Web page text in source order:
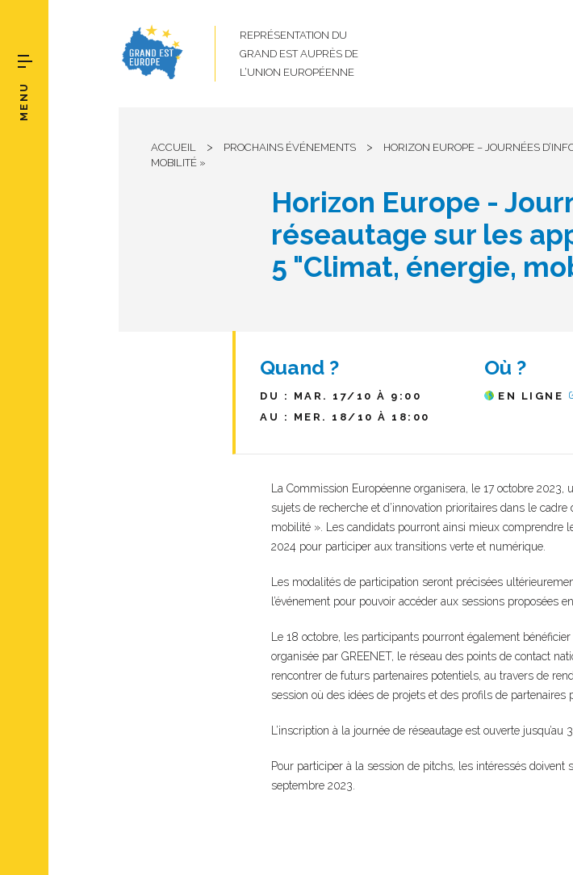
REPRÉSENTATION DU
GRAND EST AUPRÈS DE
L’UNION EUROPÉENNE
MENU
ACCUEIL > PROCHAINS ÉVÉNEMENTS >
HORIZON EUROPE – JOURNÉES
MOBILITÉ »
Horizon Europe -
réseautage sur les
5 "Climat, énergie,
Quand ?
DU : MAR. 17/10 À 9:00
AU : MER. 18/10 À 18:00
Où ?
EN LIGNE
La Commission Européenne organisera, le 17 octobre
sujets de recherche et d’innovation prioritaires dans le
mobilité ». Les candidats pourront ainsi mieux comprendre
2024 pour participer aux transitions verte et numérique.
Les modalités de participation seront précisées
l’événement pour pouvoir accéder aux sessions proposées
Le 18 octobre, les participants pourront également
organisée par GREENET, le réseau des points de contact
rencontrer de futurs partenaires potentiels, au travers de
session où des idées de projets et des profils de partenaires
L’inscription à la journée de réseautage est ouverte jusqu’au
Pour participer à la session de pitchs, les intéressés
septembre 2023.